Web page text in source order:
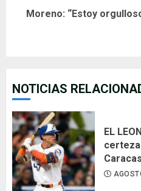
Next
Moreno: “Estoy
NOTICIAS
EL
Caracas